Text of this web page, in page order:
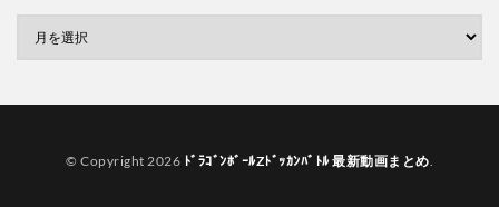
© Copyright 2026 ﾄﾞﾗｺﾞﾝﾎﾞｰﾙZﾄﾞｯｶﾝﾊﾞﾄﾙ 最新動画まとめ